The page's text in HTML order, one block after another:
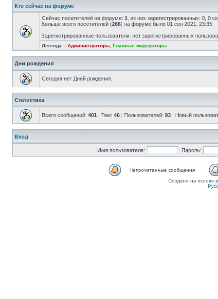
Кто сейчас на форуме
Сейчас посетителей на форуме: 1 , из них зарегистрированных: 0, 0
Больше всего посетителей (266) на форуме было 01 сен 2021, 23:35
Зарегистрированные пользователи: нет зарегистрированных
Легенда :: Администраторы Главные модераторы
Дни рождения
Сегодня нет Дней рождения.
Статистика
Всего сообщений: 401 | Тем: 46 | Пользователей: 93 | Новый
Вход
Имя пользователя: Пароль:
Непрочитанные сообщения
Создано на основе